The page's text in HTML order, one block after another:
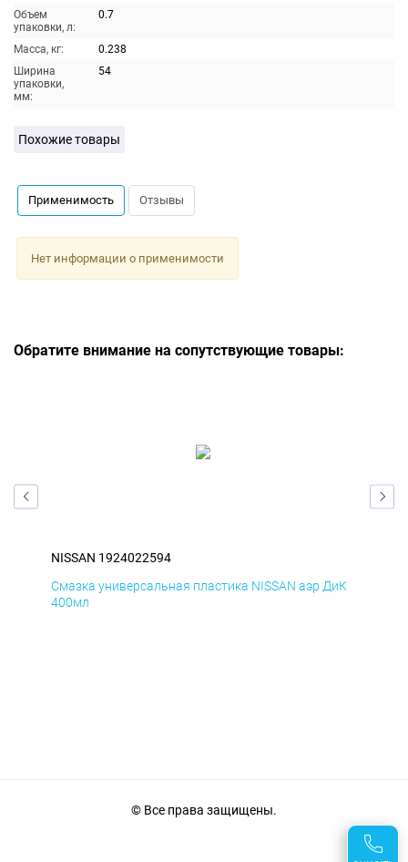
Объем
упаковки, л:
0.7
Масса, кг:
0.238
Ширина
упаковки,
мм:
54
Похожие товары
Применимость Отзывы
Нет информации о применимости
Обратите внимание на сопутствующие товары:
NISSAN 1924022594
Смазка универсальная пластика NISSAN аэр ДиК
400мл
© Все права защищены.